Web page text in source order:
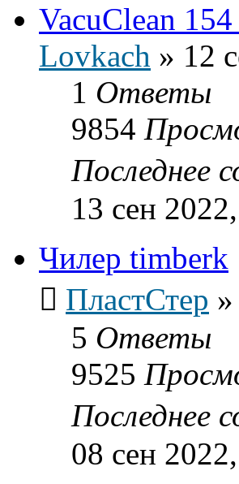
VacuClean
Lovkach » 12
1 Ответы
9854
Последнее
13 сен
Чилер timberk
ПластСтер »
5 Ответы
9525
Последнее
08 сен